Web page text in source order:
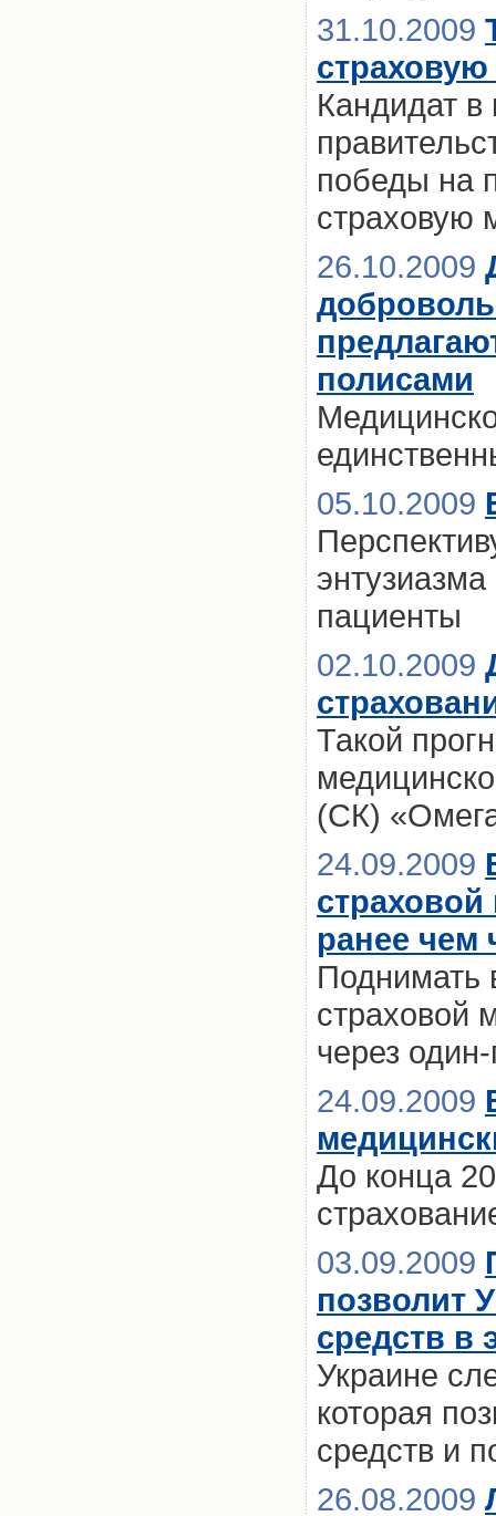
31.10.2009
Кандидат в
победы на
страховую
26.10.2009
полисами
05.10.2009
пациенты
02.10.2009
Такой
(СК)
24.09.2009
ранее чем
Поднимать
страховой
через
24.09.2009
До конца
03.09.2009
позволит
средств в
Украине
которая
средств и
26.08.2009